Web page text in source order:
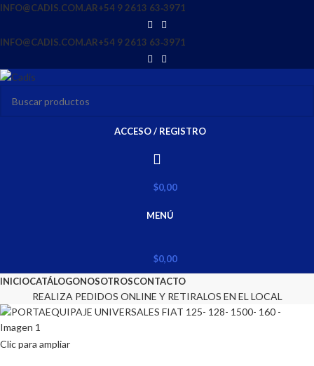
INFO@CADIS.COM.AR‪+54 9 2613 63‑3971‬
INFO@CADIS.COM.AR‪+54 9 2613 63‑3971‬
ACCESO / REGISTRO
$0,00
MENÚ
$0,00
INICIOCATÁLOGONOSOTROSCONTACTO
REALIZA PEDIDOS ONLINE Y RETIRALOS EN EL LOCAL
Clic para ampliar